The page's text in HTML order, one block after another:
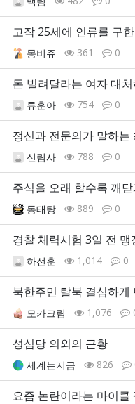
고작 25세에 인류를 구
몽비쥬 361 0
돈 빌려달라는 여자 대
류훈아 754 0
정신과 전문의가 말하는
신림사 788 0
주식을 오래 할수록 깨
동태탕 889 0
경찰 체력시험 3일 전
하선훈 1,014 0
북한주민 탈북 결심하게
모카크림 1,076
성심당 의외의 근황
세계는지금 826
요즘 논란이라는 마이클